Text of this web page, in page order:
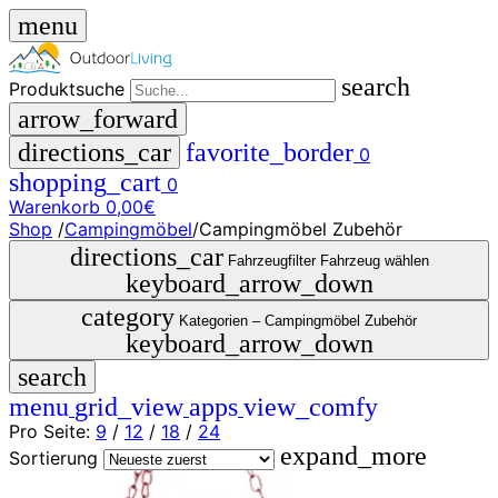
menu
Produktsuche
search
arrow_forward
directions_car favorite_border 0
shopping_cart 0
Warenkorb 0,00€
close
menu storefront
Shop
🇩🇪
DE
🇮🇹
IT
Produktsuche
Shop /Campingmöbel/Campingmöbel Zubehör
directions_car Fahrzeugfilter Fahrzeug wählen
keyboard_arrow_down
category Kategorien – Campingmöbel Zubehör
keyboard_arrow_down
search
menu grid_viewappsview_comfy
Pro Seite: 9 / 12 / 18 / 24
Sortierung
expand_more